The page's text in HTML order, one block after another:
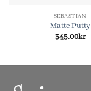
SEBASTIAN
Matte Putty
345.00kr